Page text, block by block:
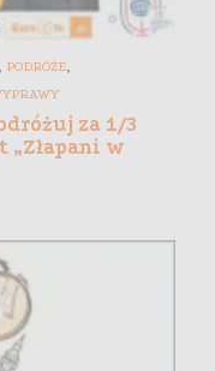
, PODRÓŻE,
za 1/3
„Złapani w